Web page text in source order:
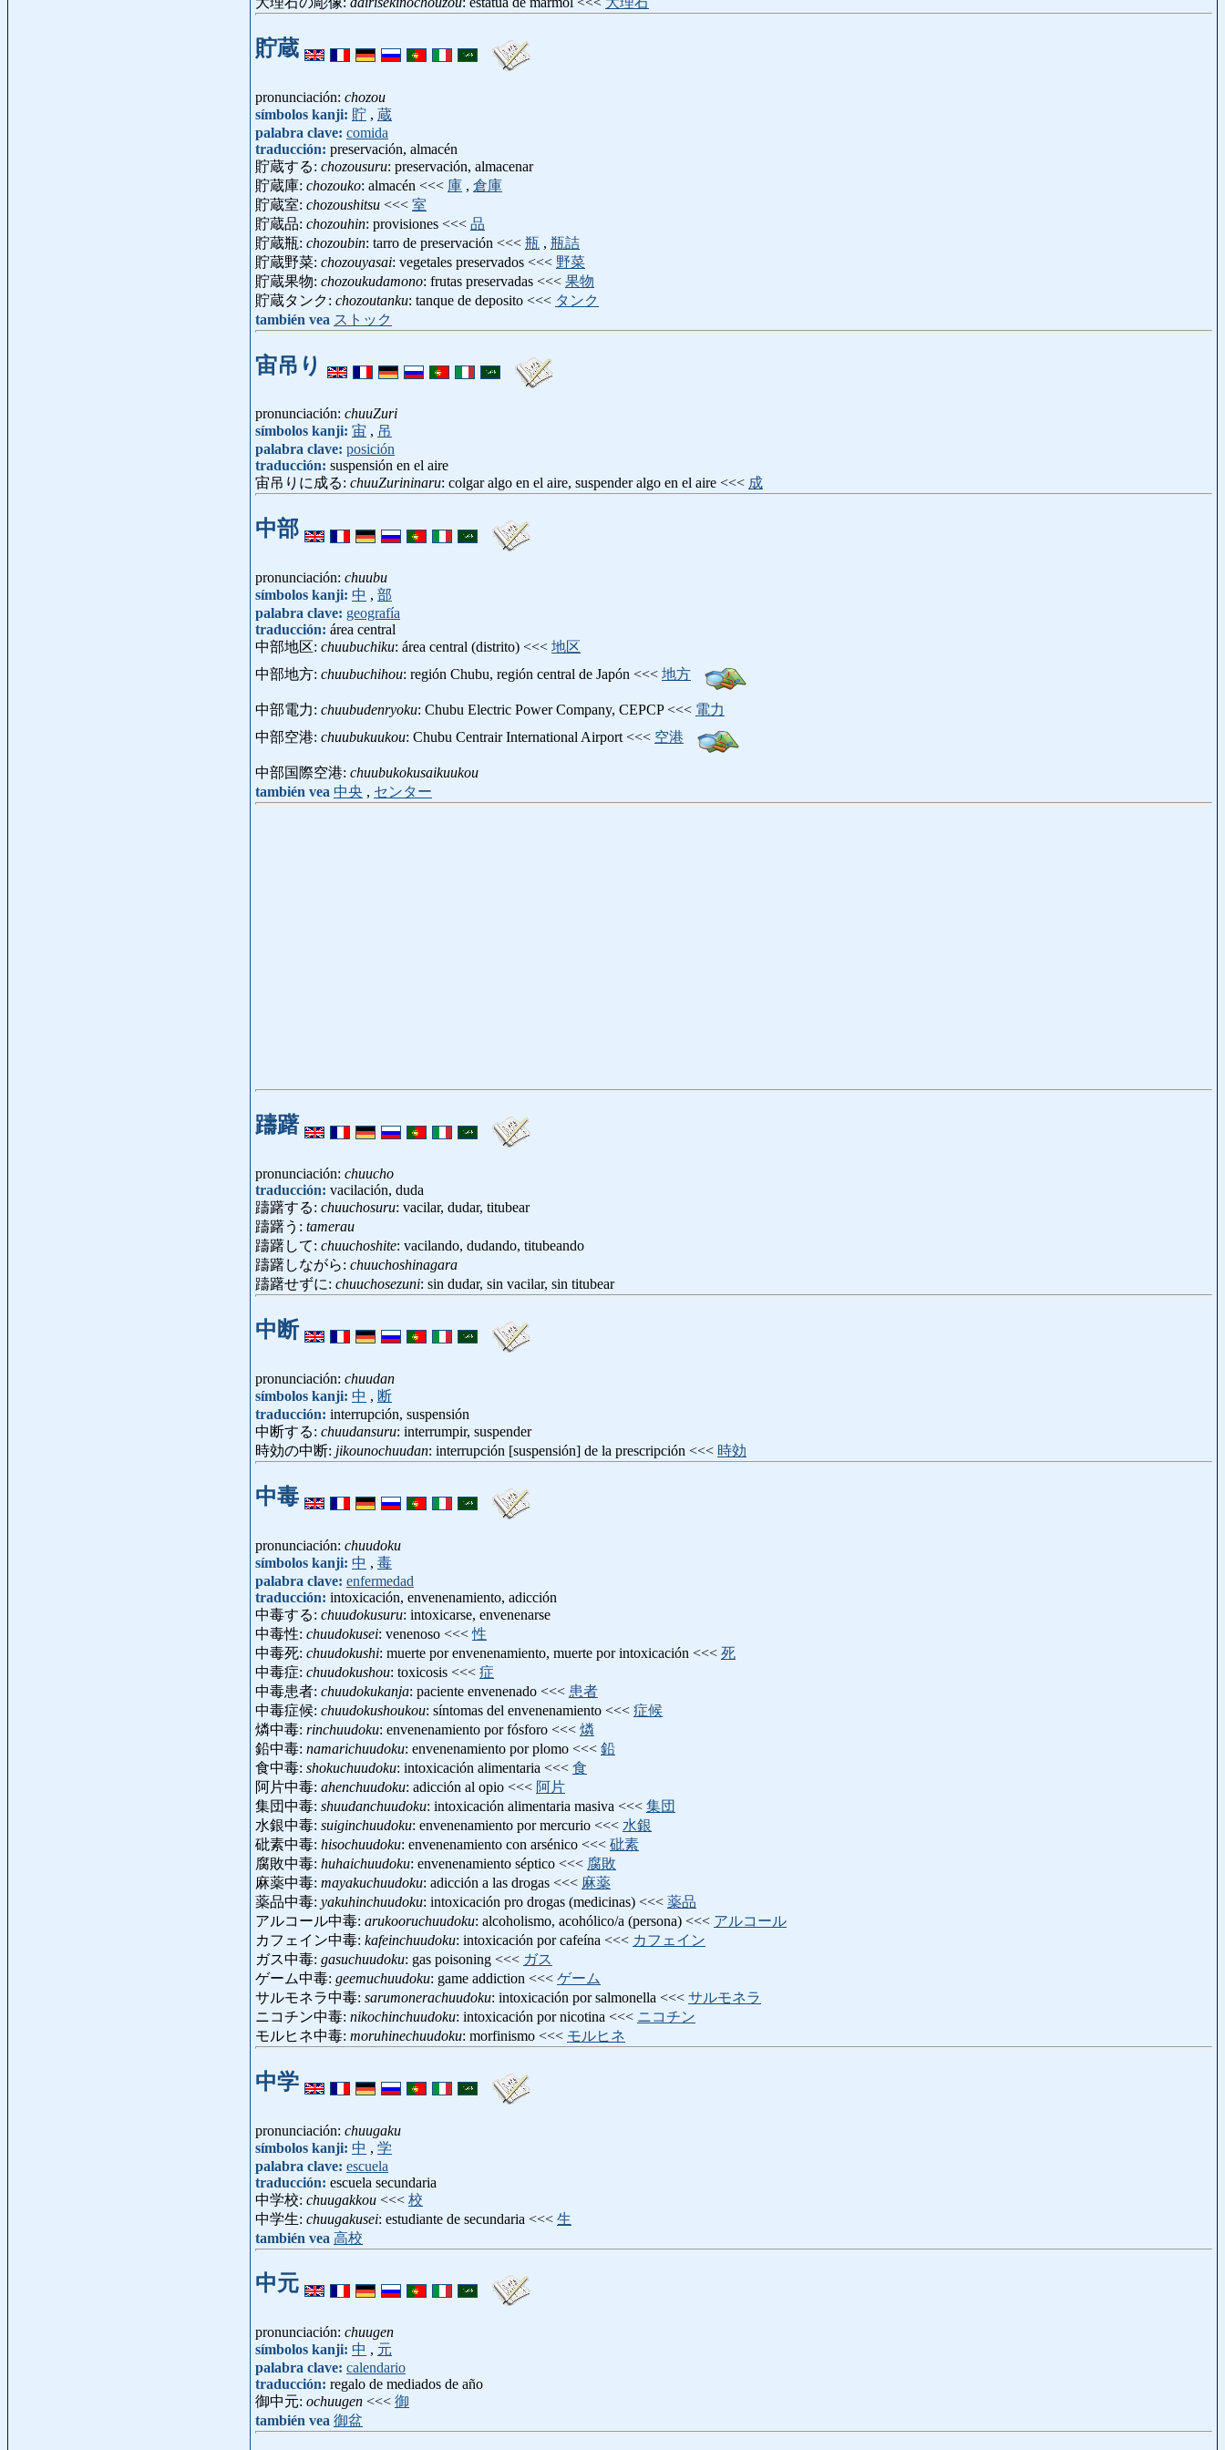
貯蔵
pronunciación: chozou
símbolos kanji: 貯 , 蔵
palabra clave: comida
traducción: preservación, almacén
貯蔵する: chozousuru: preservación, almacenar
貯蔵庫: chozouko: almacén <<< 庫 , 倉庫
貯蔵室: chozoushitsu <<< 室
貯蔵品: chozouhin: provisiones <<< 品
貯蔵瓶: chozoubin: tarro de preservación <<< 瓶 , 瓶詰
貯蔵野菜: chozouyasai: vegetales preservados <<< 野菜
貯蔵果物: chozoukudamono: frutas preservadas <<< 果物
貯蔵タンク: chozoutanku: tanque de deposito <<< タンク
también vea ストック
宙吊り
pronunciación: chuuZuri
símbolos kanji: 宙 , 吊
palabra clave: posición
traducción: suspensión en el aire
宙吊りに成る: chuuZurininaru: colgar algo en el aire, suspender algo en el aire <<< 成
中部
pronunciación: chuubu
símbolos kanji: 中 , 部
palabra clave: geografía
traducción: área central
中部地区: chuubuchiku: área central (distrito) <<< 地区
中部地方: chuubuchihou: región Chubu, región central de Japón <<< 地方
中部電力: chuubudenryoku: Chubu Electric Power Company, CEPCP <<< 電力
中部空港: chuubukuukou: Chubu Centrair International Airport <<< 空港
中部国際空港: chuubukokusaikuukou
también vea 中央 , センター
躊躇
pronunciación: chuucho
traducción: vacilación, duda
躊躇する: chuuchosuru: vacilar, dudar, titubear
躊躇う: tamerau
躊躇して: chuuchoshite: vacilando, dudando, titubeando
躊躇しながら: chuuchoshinagara
躊躇せずに: chuuchosezuni: sin dudar, sin vacilar, sin titubear
中断
pronunciación: chuudan
símbolos kanji: 中 , 断
traducción: interrupción, suspensión
中断する: chuudansuru: interrumpir, suspender
時効の中断: jikounochuudan: interrupción [suspensión] de la prescripción <<< 時効
中毒
pronunciación: chuudoku
símbolos kanji: 中 , 毒
palabra clave: enfermedad
traducción: intoxicación, envenenamiento, adicción
中毒する: chuudokusuru: intoxicarse, envenenarse
中毒性: chuudokusei: venenoso <<<性
中毒死: chuudokushi: muerte por envenenamiento, muerte por intoxicación <<< 死
中毒症: chuudokushou: toxicosis <<< 症
中毒患者: chuudokukanja: paciente envenenado <<< 患者
中毒症候: chuudokushoukou: síntomas del envenenamiento <<< 症候
燐中毒: rinchuudoku: envenenamiento por fósforo <<< 燐
鉛中毒: namarichuudoku: envenenamiento por plomo <<< 鉛
食中毒: shokuchuudoku: intoxicación alimentaria <<< 食
阿片中毒: ahenchuudoku: adicción al opio <<< 阿片
集団中毒: shuudanchuudoku: intoxicación alimentaria masiva <<< 集団
水銀中毒: suiginchuudoku: envenenamiento por mercurio <<< 水銀
砒素中毒: hisochuudoku: envenenamiento con arsénico <<< 砒素
腐敗中毒: huhaichuudoku: envenenamiento séptico <<< 腐敗
麻薬中毒: mayakuchuudoku: adicción a las drogas <<< 麻薬
薬品中毒: yakuhinchuudoku: intoxicación pro drogas (medicinas) <<< 薬品
アルコール中毒: arukooruchuudoku: alcoholismo, acohólico/a (persona) <<< アルコール
カフェイン中毒: kafeinchuudoku: intoxicación por cafeína <<< カフェイン
ガス中毒: gasuchuudoku: gas poisoning <<< ガス
ゲーム中毒: geemuchuudoku: game addiction <<< ゲーム
サルモネラ中毒: sarumonerachuudoku: intoxicación por salmonella <<< サルモネラ
ニコチン中毒: nikochinchuudoku: intoxicación por nicotina <<< ニコチン
モルヒネ中毒: moruhinechuudoku: morfinismo <<< モルヒネ
中学
pronunciación: chuugaku
símbolos kanji: 中 , 学
palabra clave: escuela
traducción: escuela secundaria
中学校: chuugakkou <<< 校
中学生: chuugakusei: estudiante de secundaria <<< 生
también vea 高校
中元
pronunciación: chuugen
símbolos kanji: 中 , 元
palabra clave: calendario
traducción: regalo de mediados de año
御中元: ochuugen <<< 御
también vea 御盆